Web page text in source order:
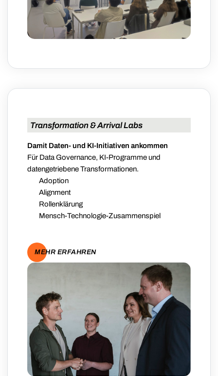
Transformation & Arrival Labs
Damit Daten- und KI-Initiativen ankommen
Für Data Governance, KI-Programme und
datengetriebene Transformationen.
Adoption
Alignment
Rollenklärung
Mensch-Technologie-Zusammenspiel
MEHR ERFAHREN